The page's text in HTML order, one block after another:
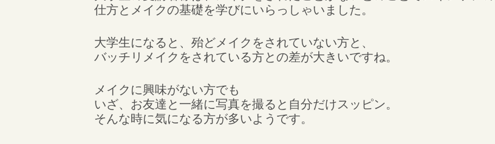
仕方とメイクの基礎を学びにいらっしゃいました。
大学生になると、殆どメイクをされていない方と、
バッチリメイクをされている方との差が大きいですね。
メイクに興味がない方でも
いざ、お友達と一緒に写真を撮ると自分だけスッピン。
そんな時に気になる方が多いようです。